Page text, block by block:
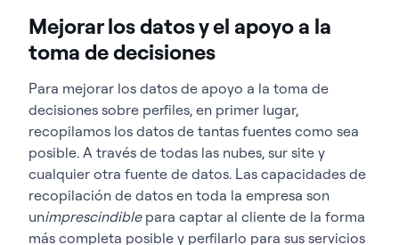
Mejorar los datos y el apoyo a la
toma de decisiones
Para mejorar los datos de apoyo a la toma de
decisiones sobre perfiles, en primer lugar,
recopilamos los datos de tantas fuentes como sea
posible. A través de todas las nubes, sur site y
cualquier otra fuente de datos. Las capacidades de
recopilación de datos en toda la empresa son
unimprescindible para captar al cliente de la forma
más completa posible y perfilarlo para sus servicios